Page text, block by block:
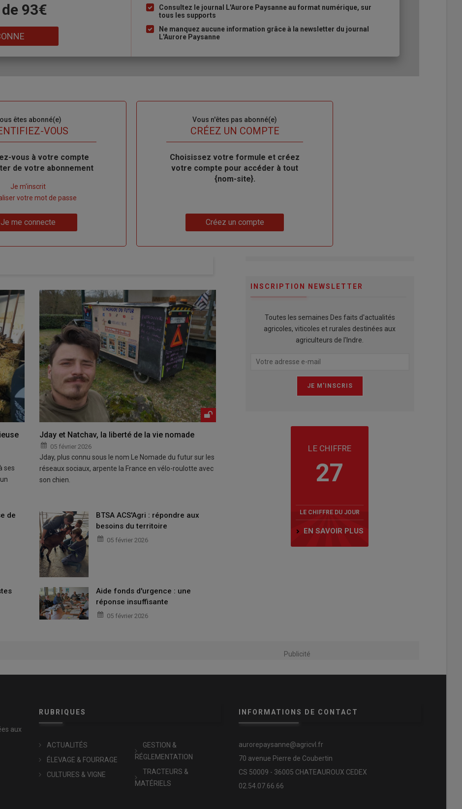
93€
à
puce
Consultez le journal L'Aurore Paysanne au format numérique, sur
tous les supports
Ne manquez aucune information grâce à la newsletter du journal
L'Aurore Paysanne
êtes abonné(e)
VOUS
vous à votre compte
de votre abonnement
Je m'inscrit
votre mot de passe
Je me connecte
Vous n'êtes pas abonné(e)
TITRECRÉEZ UN COMPTE
Body
Choisissez votre formule et créez
votre compte pour accéder à tout
{nom-site}.
Créez un compte
ses
Jday et Natchav, la liberté de la vie nomade
05 février 2026
Jday, plus connu sous le nom Le Nomade du futur sur les
réseaux sociaux, arpente la France en vélo-roulotte avec
son chien.
de
BTSA ACS'Agri : répondre aux
besoins du territoire
05 février 2026
Aide fonds d'urgence : une
réponse insuffisante
05 février 2026
INSCRIPTION NEWSLETTER
Toutes les semaines Des faits d'actualités
agricoles, viticoles et rurales destinées aux
agriculteurs de l'Indre.
LE CHIFFRE
27
LE CHIFFRE DU JOUR
EN SAVOIR PLUS
Publicité
aux
RUBRIQUES
ACTUALITÉS
ÉLEVAGE & FOURRAGE
CULTURES & VIGNE
GESTION &
RÉGLEMENTATION
TRACTEURS &
MATÉRIELS
INFORMATIONS DE CONTACT
aurorepaysanne@agricvl.fr
70 avenue Pierre de Coubertin
CS 50009 - 36005 CHATEAUROUX CEDEX
02.54.07.66.66